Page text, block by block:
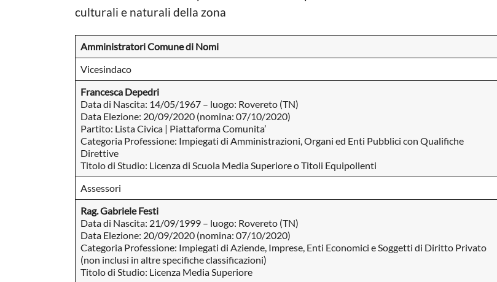
culturali e naturali della zona​
Amministratori Comune di Nomi
Vicesindaco
Francesca Depedri
Data di Nascita: 14/05/1967 – luogo: Rovereto (TN)
Data Elezione: 20/09/2020 (nomina: 07/10/2020)
Partito: Lista Civica | Piattaforma Comunita’
Categoria Professione: Impiegati di Amministrazioni, Organi ed Enti Pubblici con Qualifiche
Direttive
Titolo di Studio: Licenza di Scuola Media Superiore o Titoli Equipollenti
Assessori
Rag. Gabriele Festi
Data di Nascita: 21/09/1999 – luogo: Rovereto (TN)
Data Elezione: 20/09/2020 (nomina: 07/10/2020)
Categoria Professione: Impiegati di Aziende, Imprese, Enti Economici e Soggetti di Diritto Privato
(non inclusi in altre specifiche classificazioni)
Titolo di Studio: Licenza Media Superiore